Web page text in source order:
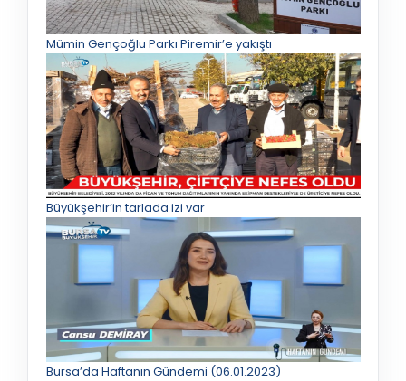
Mümin Gençoğlu Parkı Piremir’e yakıştı
Büyükşehir’in tarlada izi var
Bursa’da Haftanın Gündemi (06.01.2023)